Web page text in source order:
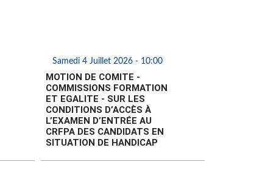
Samedi 4 Juillet 2026 - 10:00
MOTION DE COMITE -
COMMISSIONS FORMATION
ET EGALITE - SUR LES
CONDITIONS D’ACCÈS À
L’EXAMEN D’ENTRÉE AU
CRFPA DES CANDIDATS EN
SITUATION DE HANDICAP